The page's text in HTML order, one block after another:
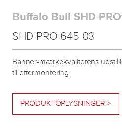
Buffalo Bull SHD
SHD PRO 645 03
Banner-mærkekvalitetens
til eftermontering.
PRODUKTOPLYSNINGER >